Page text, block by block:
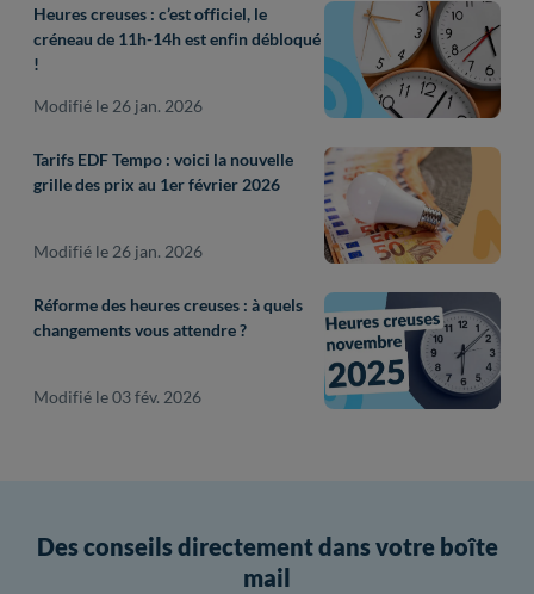
Heures creuses : c’est officiel, le
créneau de 11h-14h est enfin débloqué
!
Modifié le 26 jan. 2026
Tarifs EDF Tempo : voici la nouvelle
grille des prix au 1er février 2026
Modifié le 26 jan. 2026
Réforme des heures creuses : à quels
changements vous attendre ?
Modifié le 03 fév. 2026
Des conseils directement dans votre boîte
mail